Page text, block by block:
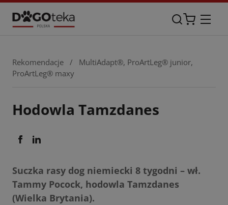
Rekomendacje / MultiAdapt®, ProArtLeg® junior,
ProArtLeg® maxy
Hodowla Tamzdanes
Suczka rasy dog niemiecki 8 tygodni – wł.
Tammy Pocock, hodowla Tamzdanes
(Wielka Brytania).